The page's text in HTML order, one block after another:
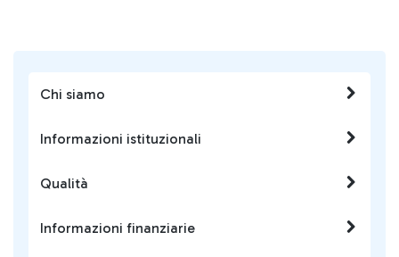
Chi siamo
Informazioni istituzionali
Qualità
Informazioni finanziarie